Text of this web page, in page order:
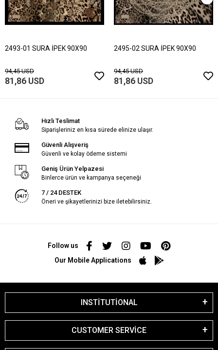
2493-01 SURA İPEK 90X90
94,45 USD
81,86 USD
2495-02 SURA İPEK 90X90
94,45 USD
81,86 USD
Hızlı Teslimat
Siparişleriniz en kısa sürede elinize ulaşır.
Güvenli Alışveriş
Güvenli ve kolay ödeme sistemi
Geniş Ürün Yelpazesi
Binlerce ürün ve kampanya seçeneği
7 / 24 DESTEK
Öneri ve şikayetlerinizi bize iletebilirsiniz.
Follow us
Our Mobile Applications
INSTİTUTİONAL
CUSTOMER SERVİCE